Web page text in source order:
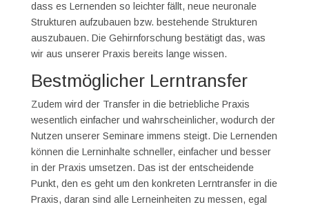
dass es Lernenden so leichter fällt, neue neuronale
Strukturen aufzubauen bzw. bestehende Strukturen
auszubauen. Die Gehirnforschung bestätigt das, was
wir aus unserer Praxis bereits lange wissen.
Bestmöglicher Lerntransfer
Zudem wird der Transfer in die betriebliche Praxis
wesentlich einfacher und wahrscheinlicher, wodurch der
Nutzen unserer Seminare immens steigt. Die Lernenden
können die Lerninhalte schneller, einfacher und besser
in der Praxis umsetzen. Das ist der entscheidende
Punkt, den es geht um den konkreten Lerntransfer in die
Praxis, daran sind alle Lerneinheiten zu messen, egal